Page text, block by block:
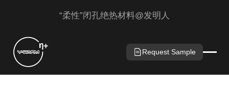
“柔性”闭孔绝热材料@发明人
Request Sample